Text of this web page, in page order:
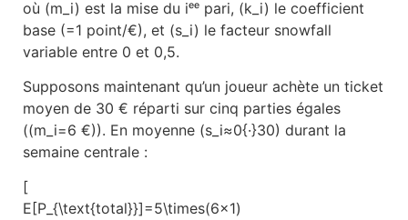
où (m_i) est la mise du iᵉᵉ pari, (k_i) le coefficient
base (=1 point/€), et (s_i) le facteur snowfall
variable entre 0 et 0,5.
Supposons maintenant qu’un joueur achète un ticket
moyen de 30 € réparti sur cinq parties égales
((m_i=6 €)). En moyenne (s_i≈0{·}30) durant la
semaine centrale :
[
E[P_{\text{total}}]=5\times(6×1)